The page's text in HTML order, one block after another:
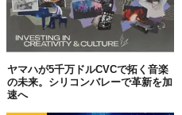
ヤマハが5千万ドルCVCで拓く音楽
の未来。シリコンバレーで革新を加
速へ